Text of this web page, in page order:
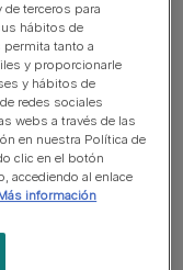
Mousse con
terceros para
hábitos de
permita tanto a
y proporcionarle
y hábitos de
redes sociales
webs a través de las
en nuestra Política de
clic en el botón
accediendo al enlace
información